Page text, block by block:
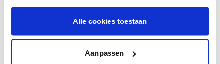
Alle cookies toestaan
Aanpassen
Conseil couleur à domicile
en couleur.
l'éclairage et de votre mobilier.